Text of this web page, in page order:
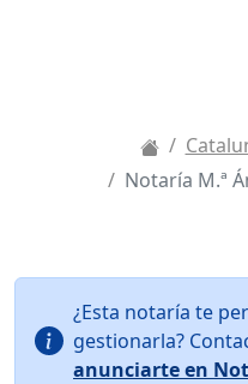
Notaría M.ª
¿Esta notaría te
gestionarla?
anunciarte en